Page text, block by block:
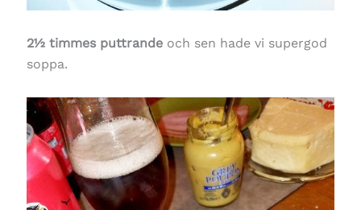
2½ timmes puttrandeoch sen hade vi supergod
soppa.